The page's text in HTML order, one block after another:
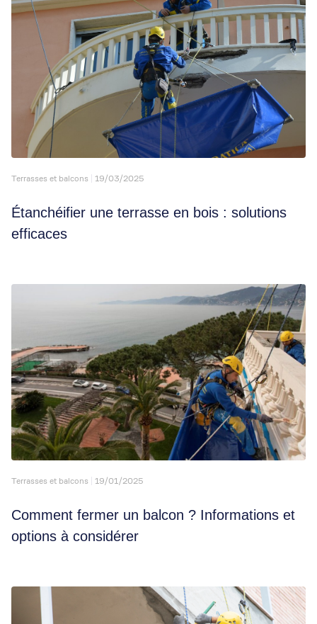
Terrasses et balcons 19/03/2025
Étanchéifier une terrasse en bois : solutions
efficaces
Terrasses et balcons 19/01/2025
Comment fermer un balcon ? Informations et
options à considérer